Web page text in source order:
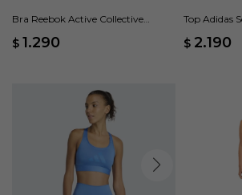
Bra Reebok Active Collective
$ 1.290
Top Adidas
$ 2.190